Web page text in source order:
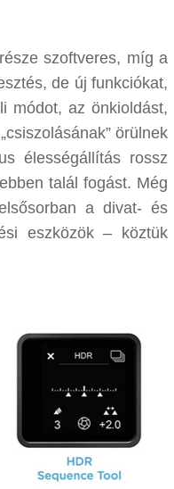
szoftveres, míg a
de új funkciókat,
módot, az önkioldást,
örülnek
élességállítás rossz
talál fogást. Még
a divat- és
eszközök – köztük